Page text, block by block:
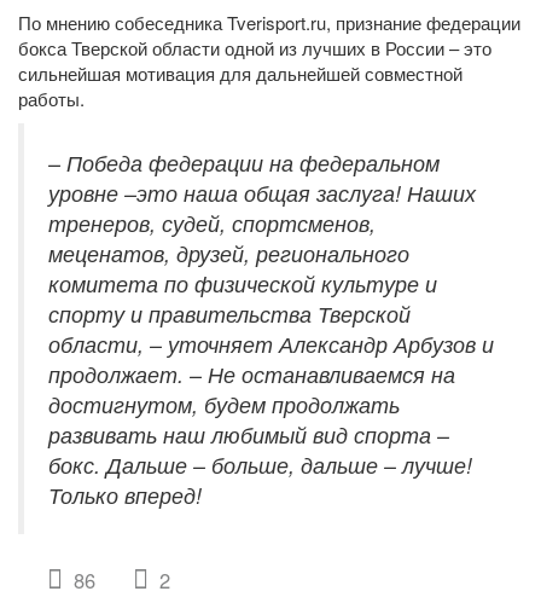
По мнению собеседника Tverisport.ru, признание федерации
бокса Тверской области одной из лучших в России – это
сильнейшая мотивация для дальнейшей совместной
работы.
– Победа федерации на федеральном
уровне –это наша общая заслуга! Наших
тренеров, судей, спортсменов,
меценатов, друзей, регионального
комитета по физической культуре и
спорту и правительства Тверской
области, – уточняет Александр Арбузов и
продолжает. – Не останавливаемся на
достигнутом, будем продолжать
развивать наш любимый вид спорта –
бокс. Дальше – больше, дальше – лучше!
Только вперед!
86 2